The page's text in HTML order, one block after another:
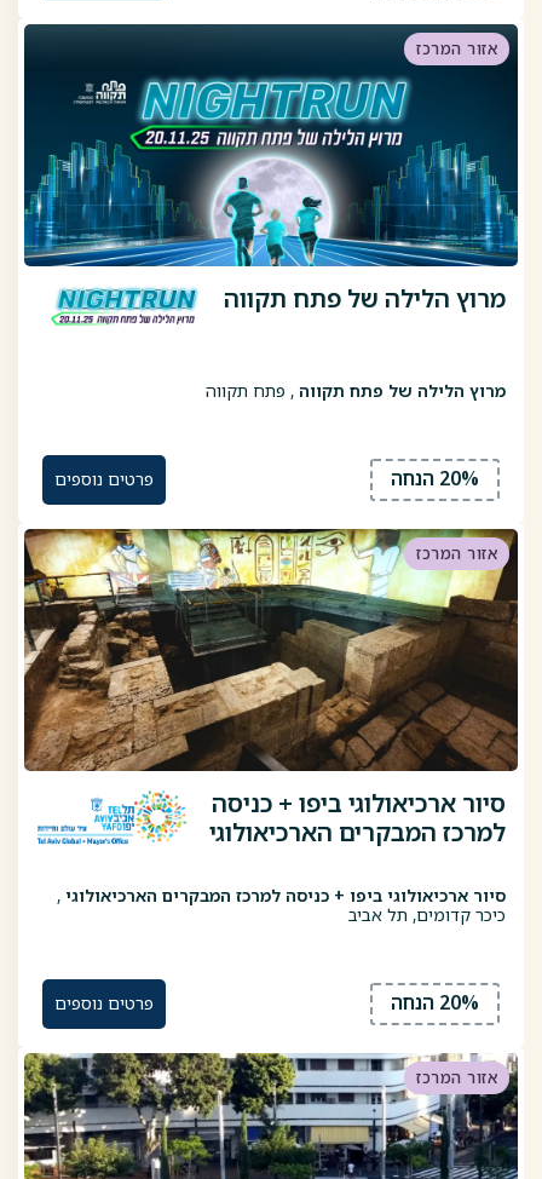
אזור המרכז
מרוץ הלילה של פתח תקווה
מרוץ הלילה של פתח תקווה , פתח תקווה
20% הנחה פרטים נוספים
אזור המרכז
סיור ארכיאולוגי ביפו + כניסה
למרכז המבקרים הארכיאולוגי
סיור ארכיאולוגי ביפו + כניסה למרכז המבקרים הארכיאולוגי ,
כיכר קדומים, תל אביב
20% הנחה פרטים נוספים
אזור המרכז